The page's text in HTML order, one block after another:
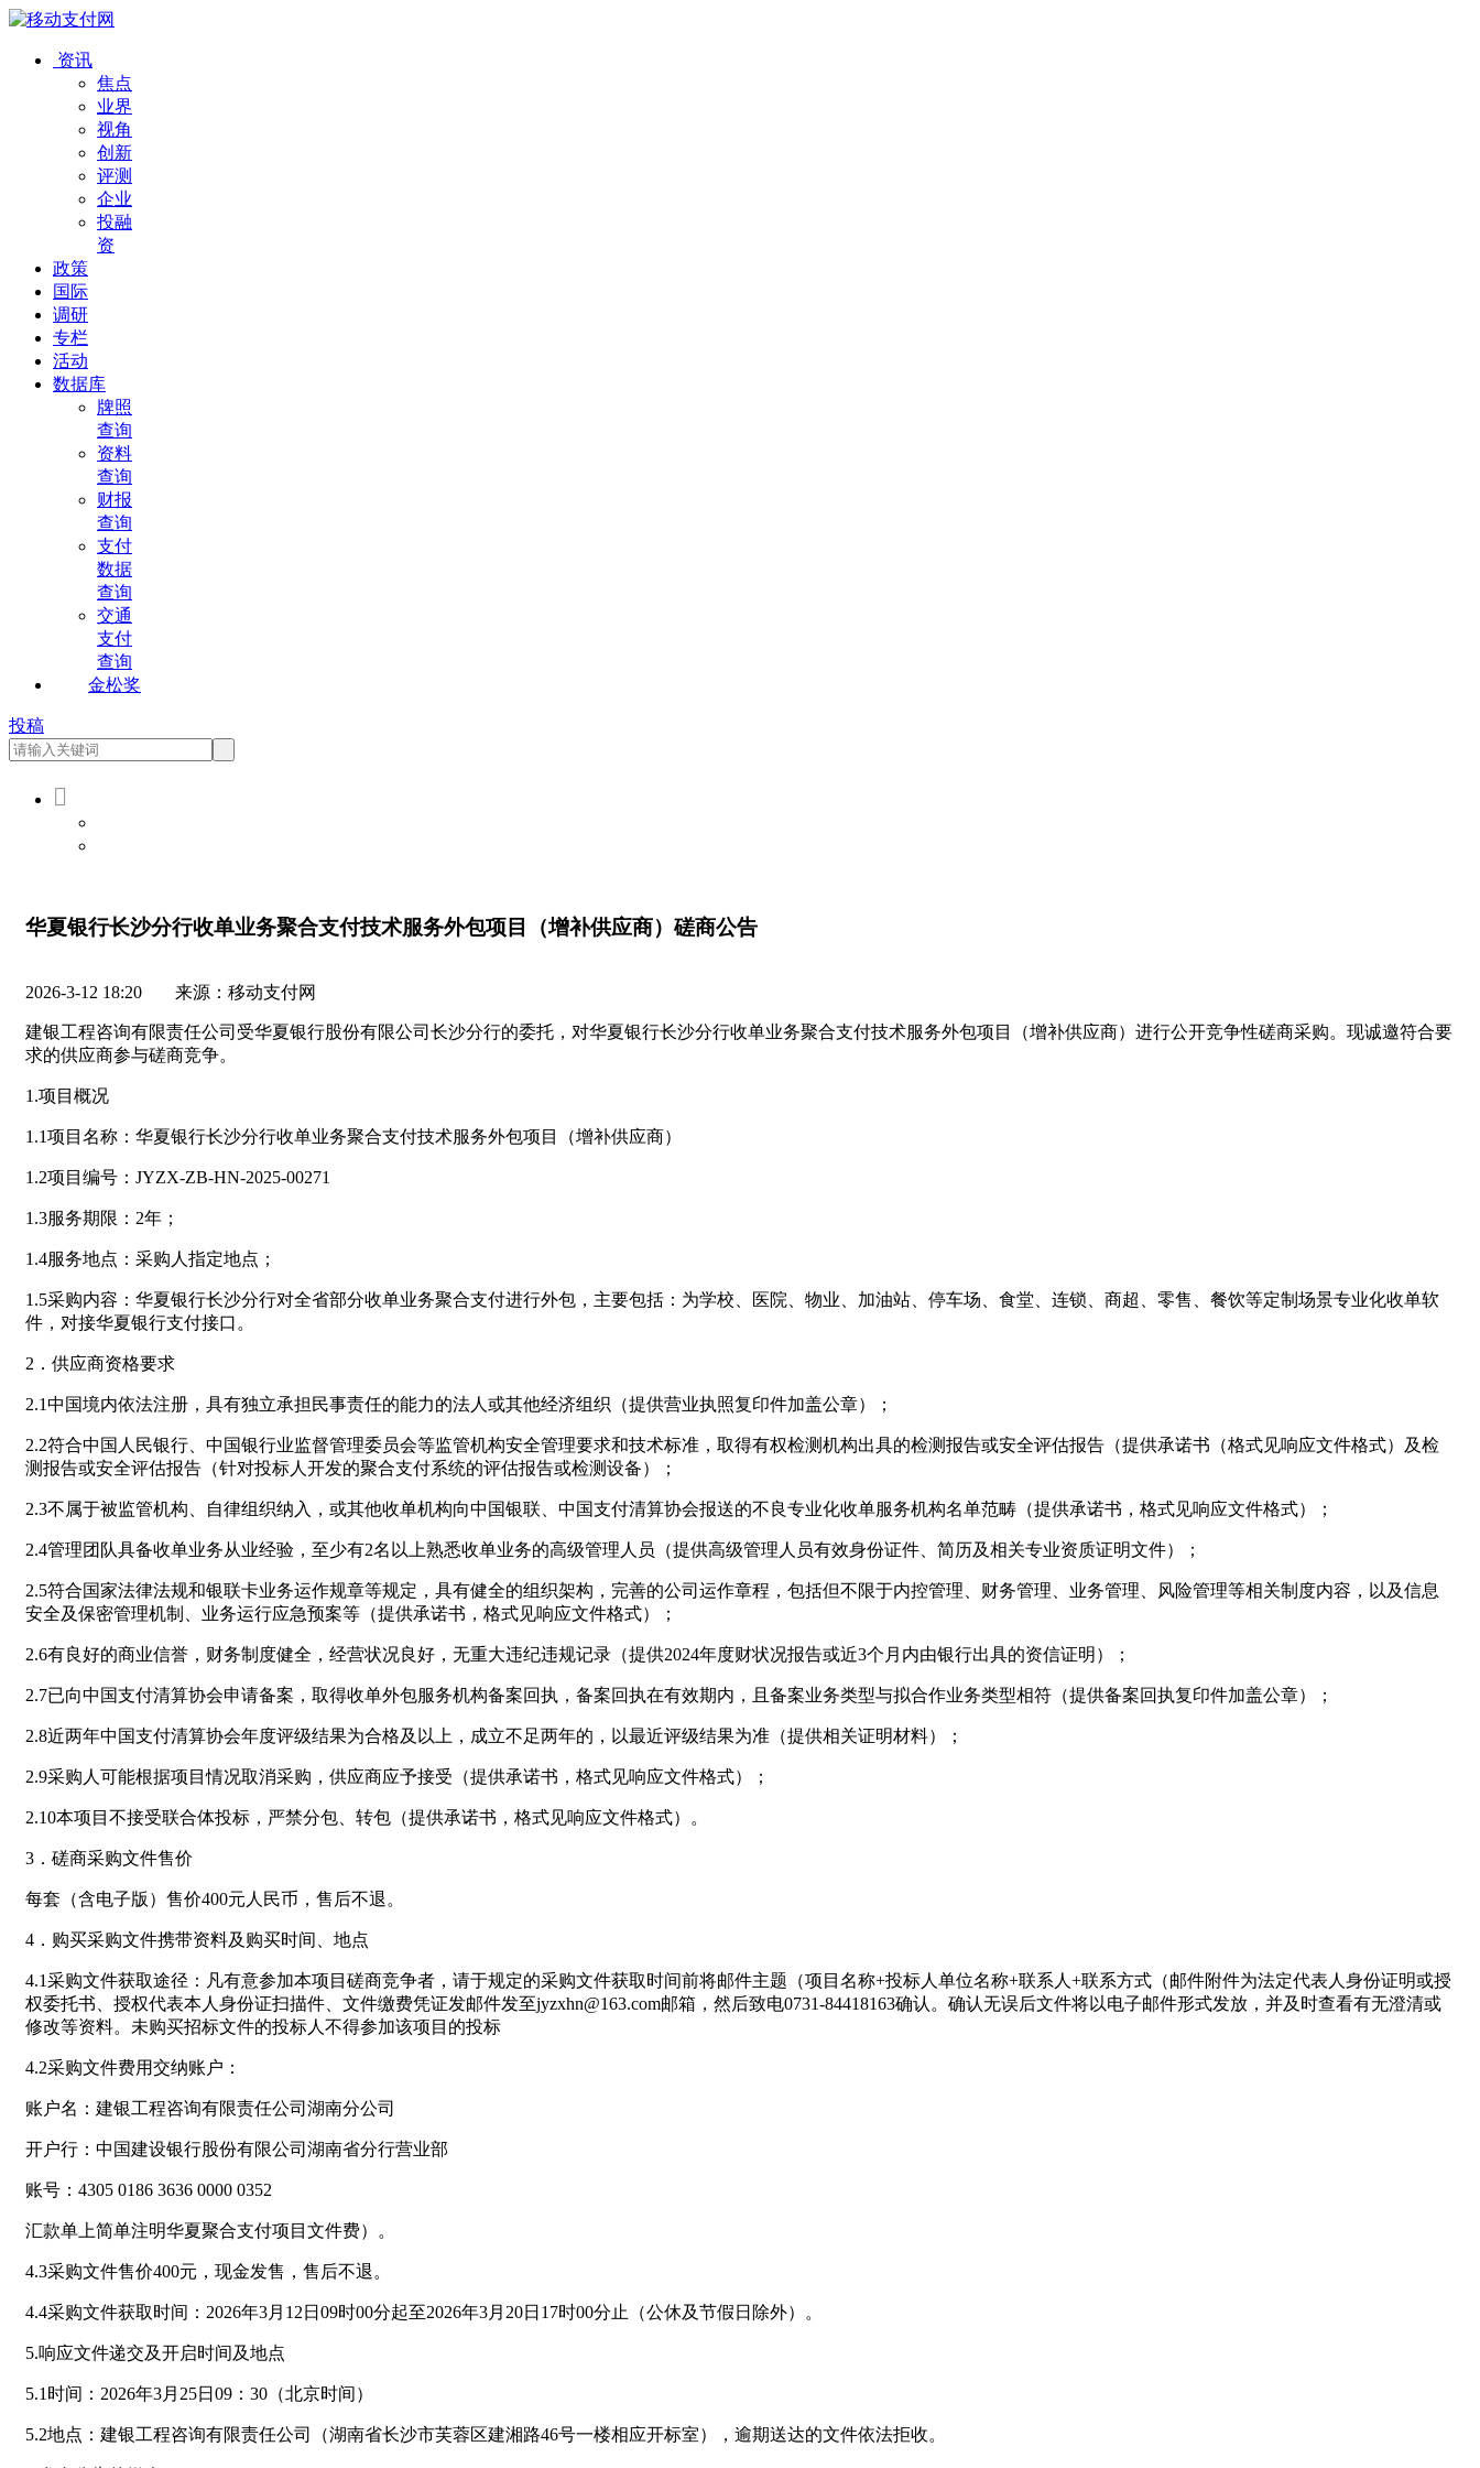
资讯
焦点
业界
视角
创新
评测
企业
投融
资
政策
国际
调研
专栏
活动
数据库
牌照
查询
资料
查询
财报
查询
支付
数据
查询
交通
支付
查询
金松奖
投稿

华夏银行长沙分行收单业务聚合支付技术服务外包项目（增补供应商）磋商公告
2026-3-12 18:20 来源：移动支付网
建银工程咨询有限责任公司受华夏银行股份有限公司长沙分行的委托，对华夏银行长沙分行收单业务聚合支付技术服务外包项目（增补供应商）进行公开竞争性磋商采购。现诚邀符合要
求的供应商参与磋商竞争。
1.项目概况
1.1项目名称：华夏银行长沙分行收单业务聚合支付技术服务外包项目（增补供应商）
1.2项目编号：JYZX-ZB-HN-2025-00271
1.3服务期限：2年；
1.4服务地点：采购人指定地点；
1.5采购内容：华夏银行长沙分行对全省部分收单业务聚合支付进行外包，主要包括：为学校、医院、物业、加油站、停车场、食堂、连锁、商超、零售、餐饮等定制场景专业化收单软
件，对接华夏银行支付接口。
2．供应商资格要求
2.1中国境内依法注册，具有独立承担民事责任的能力的法人或其他经济组织（提供营业执照复印件加盖公章）；
2.2符合中国人民银行、中国银行业监督管理委员会等监管机构安全管理要求和技术标准，取得有权检测机构出具的检测报告或安全评估报告（提供承诺书（格式见响应文件格式）及检
测报告或安全评估报告（针对投标人开发的聚合支付系统的评估报告或检测设备）；
2.3不属于被监管机构、自律组织纳入，或其他收单机构向中国银联、中国支付清算协会报送的不良专业化收单服务机构名单范畴（提供承诺书，格式见响应文件格式）；
2.4管理团队具备收单业务从业经验，至少有2名以上熟悉收单业务的高级管理人员（提供高级管理人员有效身份证件、简历及相关专业资质证明文件）；
2.5符合国家法律法规和银联卡业务运作规章等规定，具有健全的组织架构，完善的公司运作章程，包括但不限于内控管理、财务管理、业务管理、风险管理等相关制度内容，以及信息
安全及保密管理机制、业务运行应急预案等（提供承诺书，格式见响应文件格式）；
2.6有良好的商业信誉，财务制度健全，经营状况良好，无重大违纪违规记录（提供2024年度财状况报告或近3个月内由银行出具的资信证明）；
2.7已向中国支付清算协会申请备案，取得收单外包服务机构备案回执，备案回执在有效期内，且备案业务类型与拟合作业务类型相符（提供备案回执复印件加盖公章）；
2.8近两年中国支付清算协会年度评级结果为合格及以上，成立不足两年的，以最近评级结果为准（提供相关证明材料）；
2.9采购人可能根据项目情况取消采购，供应商应予接受（提供承诺书，格式见响应文件格式）；
2.10本项目不接受联合体投标，严禁分包、转包（提供承诺书，格式见响应文件格式）。
3．磋商采购文件售价
每套（含电子版）售价400元人民币，售后不退。
4．购买采购文件携带资料及购买时间、地点
4.1采购文件获取途径：凡有意参加本项目磋商竞争者，请于规定的采购文件获取时间前将邮件主题（项目名称+投标人单位名称+联系人+联系方式（邮件附件为法定代表人身份证明或授
权委托书、授权代表本人身份证扫描件、文件缴费凭证发邮件发至jyzxhn@163.com邮箱，然后致电0731-84418163确认。确认无误后文件将以电子邮件形式发放，并及时查看有无澄清或
修改等资料。未购买招标文件的投标人不得参加该项目的投标
4.2采购文件费用交纳账户：
账户名：建银工程咨询有限责任公司湖南分公司
开户行：中国建设银行股份有限公司湖南省分行营业部
账号：4305 0186 3636 0000 0352
汇款单上简单注明华夏聚合支付项目文件费）。
4.3采购文件售价400元，现金发售，售后不退。
4.4采购文件获取时间：2026年3月12日09时00分起至2026年3月20日17时00分止（公休及节假日除外）。
5.响应文件递交及开启时间及地点
5.1时间：2026年3月25日09：30（北京时间）
5.2地点：建银工程咨询有限责任公司（湖南省长沙市芙蓉区建湘路46号一楼相应开标室），逾期送达的文件依法拒收。